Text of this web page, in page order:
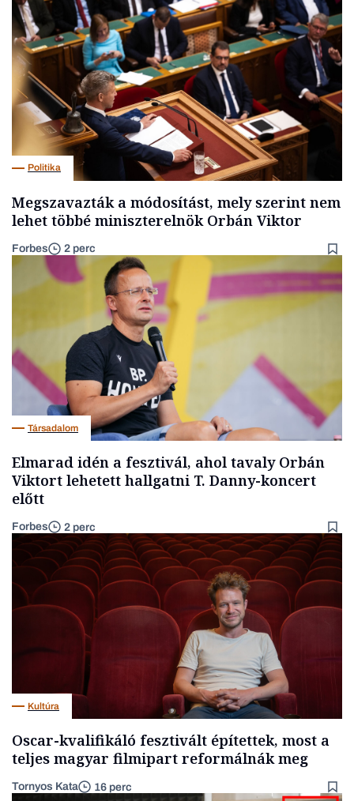
Politika
Megszavazták a módosítást, mely szerint nem
lehet többé miniszterelnök Orbán Viktor
Forbes 2 perc
Társadalom
Elmarad idén a fesztivál, ahol tavaly Orbán
Viktort lehetett hallgatni T. Danny-koncert
előtt
Forbes 2 perc
Kultúra
Oscar-kvalifikáló fesztivált építettek, most a
teljes magyar filmipart reformálnák meg
Tornyos Kata 16 perc